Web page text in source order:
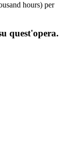
hours) per
quest'opera.